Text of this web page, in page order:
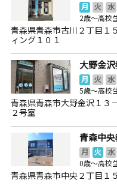
月 火 水
2歳～高校
青森県青森市古川２丁目
ィング１０１
大野金
月 火 水
5歳～高校
青森県青森市大野金沢１
２号室
青森中
月 火 水
0歳～高校
青森県青森市中央２丁目１